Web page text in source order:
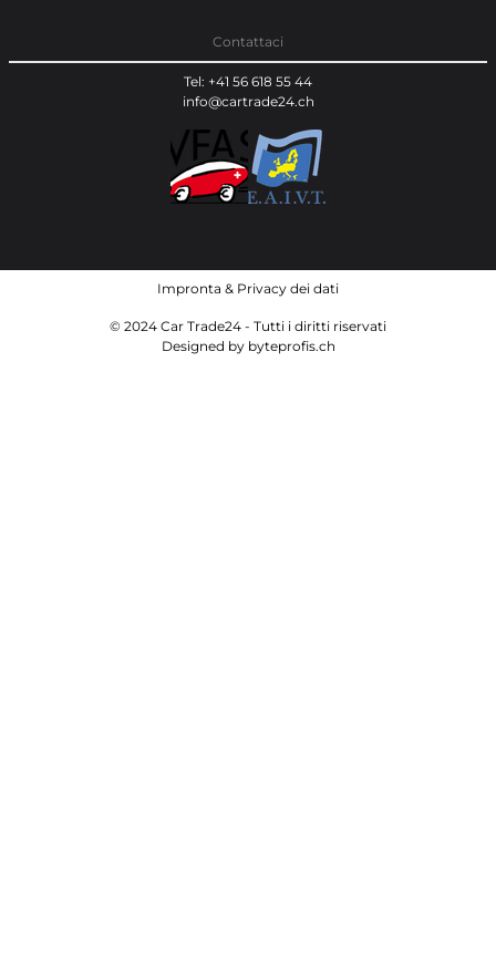
Contattaci
Tel: +41 56 618 55 44
info@cartrade24.ch
Impronta & Privacy dei dati
© 2024 Car Trade24 - Tutti i diritti riservati
Designed by byteprofis.ch